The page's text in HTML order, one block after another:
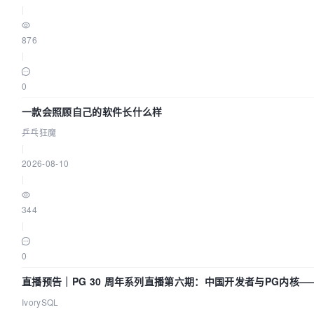
876
0
一款会照顾自己的软件长什么样
乒乓狂魔
2026-08-10
344
0
直播预告｜PG 30 周年系列直播第六期：中国开发者与PG内核
吗？我们贡献了什么？
IvorySQL